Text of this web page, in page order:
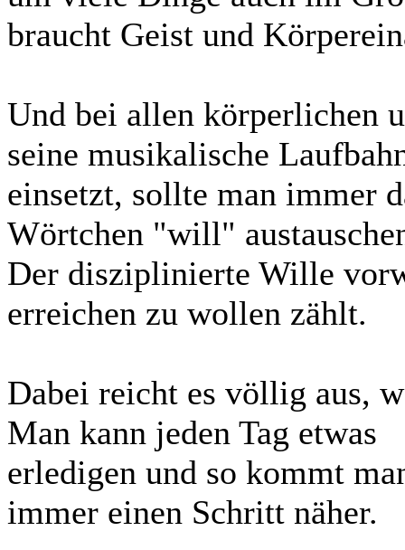
braucht Geist und
Und bei allen körperlichen
seine musikalische
einsetzt, sollte man immer
Wörtchen "will"
Der disziplinierte Wille
erreichen zu wollen zählt.
Dabei reicht es völlig aus,
Man kann jeden Tag etwas
erledigen und so kommt
immer einen Schritt näher.